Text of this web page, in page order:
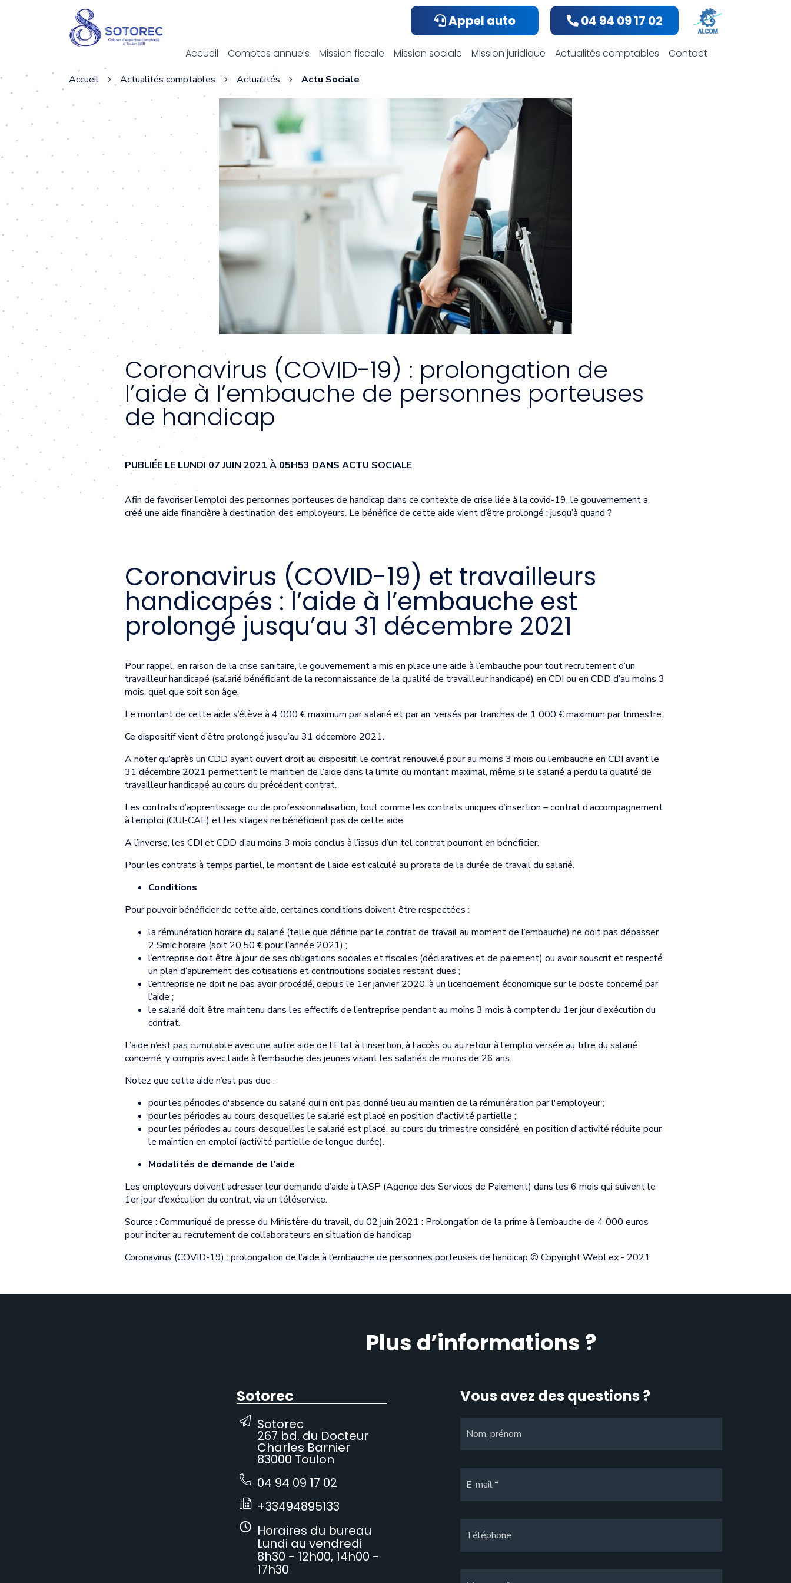
Appel auto 04 94 09 17 02
Accueil Comptes annuels Mission fiscale Mission sociale Mission juridique Actualités comptables Contact
Actualités comptables
Accueil Actualités comptables Actualités Actu Sociale
Coronavirus (COVID-19) : prolongation de
l’aide à l’embauche de personnes porteuses
de handicap
PUBLIÉE LE LUNDI 07 JUIN 2021 À 05H53 DANS ACTU SOCIALE
Afin de favoriser l’emploi des personnes porteuses de handicap dans ce contexte de crise liée à la covid-19, le gouvernement a
créé une aide financière à destination des employeurs. Le bénéfice de cette aide vient d’être prolongé : jusqu’à quand ?
Coronavirus (COVID-19) et travailleurs
handicapés : l’aide à l’embauche est
prolongé jusqu’au 31 décembre 2021
Pour rappel, en raison de la crise sanitaire, le gouvernement a mis en place une aide à l’embauche pour tout recrutement d’un
travailleur handicapé (salarié bénéficiant de la reconnaissance de la qualité de travailleur handicapé) en CDI ou en CDD d’au moins 3
mois, quel que soit son âge.
Le montant de cette aide s’élève à 4 000 € maximum par salarié et par an, versés par tranches de 1 000 € maximum par trimestre.
Ce dispositif vient d’être prolongé jusqu’au 31 décembre 2021.
A noter qu’après un CDD ayant ouvert droit au dispositif, le contrat renouvelé pour au moins 3 mois ou l’embauche en CDI avant le
31 décembre 2021 permettent le maintien de l’aide dans la limite du montant maximal, même si le salarié a perdu la qualité de
travailleur handicapé au cours du précédent contrat.
Les contrats d’apprentissage ou de professionnalisation, tout comme les contrats uniques d’insertion – contrat d’accompagnement
à l’emploi (CUI-CAE) et les stages ne bénéficient pas de cette aide.
A l’inverse, les CDI et CDD d’au moins 3 mois conclus à l’issus d’un tel contrat pourront en bénéficier.
Pour les contrats à temps partiel, le montant de l’aide est calculé au prorata de la durée de travail du salarié.
Conditions
Pour pouvoir bénéficier de cette aide, certaines conditions doivent être respectées :
la rémunération horaire du salarié (telle que définie par le contrat de travail au moment de l’embauche) ne doit pas dépasser
2 Smic horaire (soit 20,50 € pour l’année 2021) ;
l’entreprise doit être à jour de ses obligations sociales et fiscales (déclaratives et de paiement) ou avoir souscrit et respecté
un plan d’apurement des cotisations et contributions sociales restant dues ;
l’entreprise ne doit ne pas avoir procédé, depuis le 1er janvier 2020, à un licenciement économique sur le poste concerné par
l’aide ;
le salarié doit être maintenu dans les effectifs de l’entreprise pendant au moins 3 mois à compter du 1er jour d’exécution du
contrat.
L’aide n’est pas cumulable avec une autre aide de l’Etat à l’insertion, à l’accès ou au retour à l’emploi versée au titre du salarié
concerné, y compris avec l’aide à l’embauche des jeunes visant les salariés de moins de 26 ans.
Notez que cette aide n’est pas due :
pour les périodes d'absence du salarié qui n'ont pas donné lieu au maintien de la rémunération par l'employeur ;
pour les périodes au cours desquelles le salarié est placé en position d'activité partielle ;
pour les périodes au cours desquelles le salarié est placé, au cours du trimestre considéré, en position d'activité réduite pour
le maintien en emploi (activité partielle de longue durée).
Modalités de demande de l’aide
Les employeurs doivent adresser leur demande d’aide à l’ASP (Agence des Services de Paiement) dans les 6 mois qui suivent le
1er jour d’exécution du contrat, via un téléservice.
Source : Communiqué de presse du Ministère du travail, du 02 juin 2021 : Prolongation de la prime à l’embauche de 4 000 euros
pour inciter au recrutement de collaborateurs en situation de handicap
Coronavirus (COVID-19) : prolongation de l’aide à l’embauche de personnes porteuses de handicap © Copyright WebLex - 2021
Plus d’informations ?
Sotorec
Sotorec
267 bd. du Docteur
Charles Barnier
83000 Toulon
04 94 09 17 02
+33494895133
Horaires du bureau
Lundi au vendredi
8h30 - 12h00, 14h00 -
17h30
Vous avez des questions ?
Nom, prénom
E-mail
Téléphone